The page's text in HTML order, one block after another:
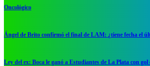
Oncológico
Ángel de Brito confirmó el final de LAM: ¿tiene fecha el
Ley del ex: Boca le ganó a Estudiantes de La Plata con gol